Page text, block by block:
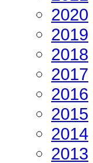
2020
2019
2018
2017
2016
2015
2014
2013